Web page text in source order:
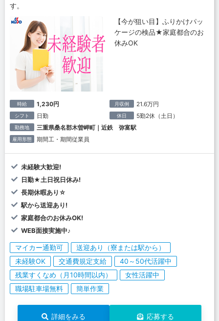
す。
【今が狙い目】ふりかけパッ
ケージの検品★家庭都合のお
休みOK
時給 1,230円 月収例 21.6万円
シフト 日勤 休日 5勤2休（土日）
勤務地 三重県桑名郡木曽岬町｜近鉄 弥富駅
雇用形態 期間工・期間従業員
未経験大歓迎!
日勤★土日祝日休み!
長期休暇あり☆
駅から送迎あり!
家庭都合のお休みOK!
WEB面接実施中♪
マイカー通勤可
送迎あり（寮または駅から）
未経験OK
交通費規定支給
40～50代活躍中
残業すくなめ（月10時間以内）
女性活躍中
職場駐車場無料
簡単作業
詳細をみる 応募する